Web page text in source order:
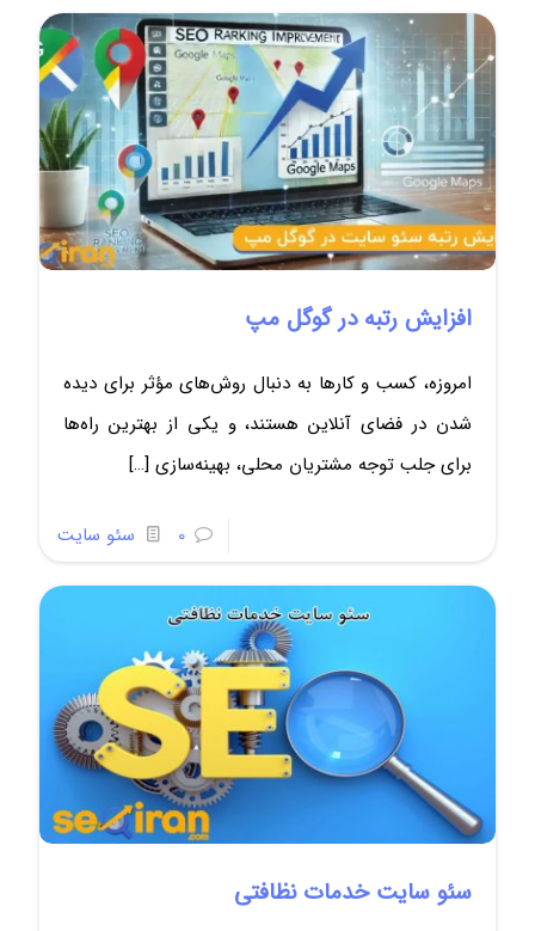
افزایش رتبه در گوگل مپ
امروزه، کسب و کارها به دنبال روش‌های مؤثر برای دیده
شدن در فضای آنلاین هستند، و یکی از بهترین راه‌ها
برای جلب توجه مشتریان محلی، بهینه‌سازی […]
0 سئو سایت
سئو سایت خدمات نظافتی